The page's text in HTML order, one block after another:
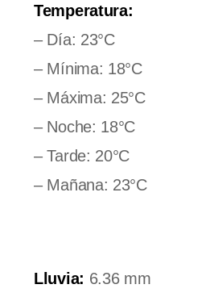
Temperatura:
– Día: 23°C
– Mínima: 18°C
– Máxima: 25°C
– Noche: 18°C
– Tarde: 20°C
– Mañana: 23°C
Lluvia: 6.36 mm